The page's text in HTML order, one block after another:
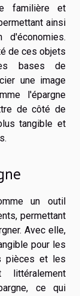
familière et
ainsi
de ces objets
bases de
une image
l'épargne
de côté de
tangible et
un outil
permettant
Avec elle,
pour les
pièces et les
ce qui